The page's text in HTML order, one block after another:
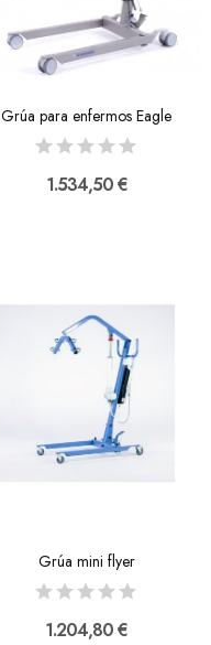
Grúa para enfermos Eagle
1.534,50 €
Grúa mini flyer
1.204,80 €